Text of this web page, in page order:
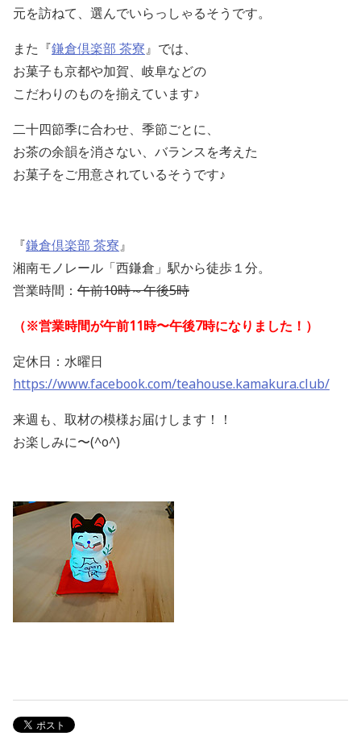
元を訪ねて、選んでいらっしゃるそうです。
また『鎌倉倶楽部 茶寮』では、
お菓子も京都や加賀、岐阜などの
こだわりのものを揃えています♪
二十四節季に合わせ、季節ごとに、
お茶の余韻を消さない、バランスを考えた
お菓子をご用意されているそうです♪
『鎌倉倶楽部 茶寮』
湘南モノレール「西鎌倉」駅から徒歩１分。
営業時間： 午前10時～午後5時
（※営業時間が午前11時〜午後7時になりました！）
定休日：水曜日
https://www.facebook.com/teahouse.kamakura.club/
来週も、取材の模様お届けします！！
お楽しみに〜(^o^)